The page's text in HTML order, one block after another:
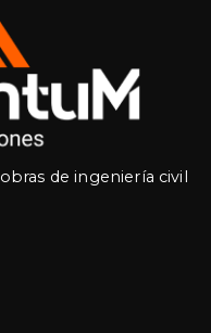
de ingeniería civil